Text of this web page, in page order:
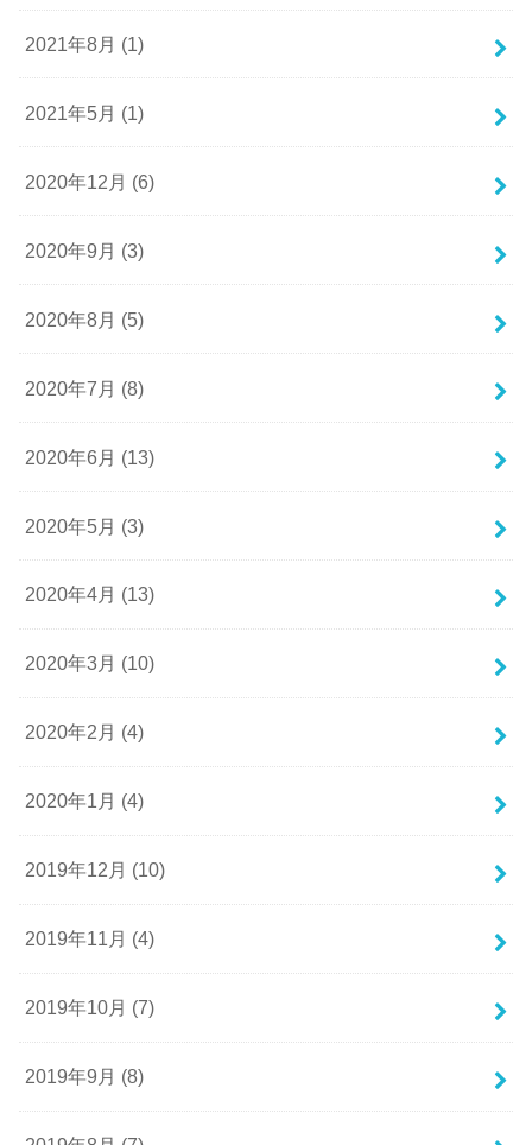
2021年8月 (1)
2021年5月 (1)
2020年12月 (6)
2020年9月 (3)
2020年8月 (5)
2020年7月 (8)
2020年6月 (13)
2020年5月 (3)
2020年4月 (13)
2020年3月 (10)
2020年2月 (4)
2020年1月 (4)
2019年12月 (10)
2019年11月 (4)
2019年10月 (7)
2019年9月 (8)